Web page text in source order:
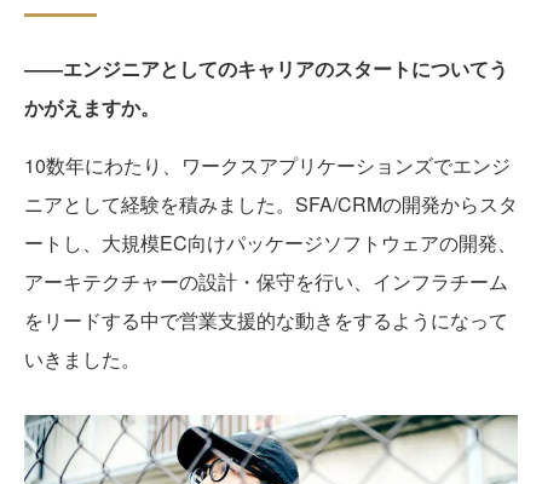
――エンジニアとしてのキャリアのスタートについてう
かがえますか。
10数年にわたり、ワークスアプリケーションズでエンジ
ニアとして経験を積みました。SFA/CRMの開発からスタ
ートし、大規模EC向けパッケージソフトウェアの開発、
アーキテクチャーの設計・保守を行い、インフラチーム
をリードする中で営業支援的な動きをするようになって
いきました。